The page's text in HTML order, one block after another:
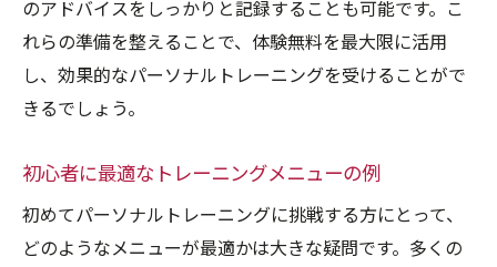
のアドバイスをしっかりと記録することも可能です。こ
れらの準備を整えることで、体験無料を最大限に活用
し、効果的なパーソナルトレーニングを受けることがで
きるでしょう。
初心者に最適なトレーニングメニューの例
初めてパーソナルトレーニングに挑戦する方にとって、
どのようなメニューが最適かは大きな疑問です。多くの